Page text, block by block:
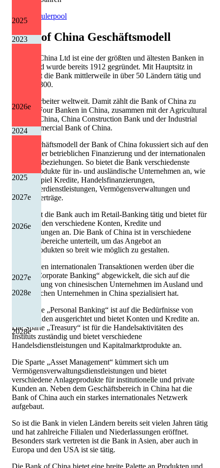
2025
2026e
2027e
2028e
2023
2024
2025
2026e
2027e
2028e
Quelle: Eulerpool
Bank of China Geschäftsmodell
Bank of China Ltd ist eine der größten und ältesten Banken in
China und wurde bereits 1912 gegründet. Mit Hauptsitz in
Peking ist die Bank mittlerweile in über 50 Ländern tätig und
hat rund 300.
000 Mitarbeiter weltweit. Damit zählt die Bank of China zu
den Big Four Banken in China, zusammen mit der Agricultural
Bank of China, China Construction Bank und der Industrial
and Commercial Bank of China.
Das Geschäftsmodell der Bank of China fokussiert sich auf den
Bereich der betrieblichen Finanzierung und der internationalen
Geschäftsbeziehungen. So bietet die Bank verschiedenste
Finanzprodukte für in- und ausländische Unternehmen an, wie
zum Beispiel Kredite, Handelsfinanzierungen,
Wertpapierdienstleistungen, Vermögensverwaltungen und
Leasingverträge.
Zudem ist die Bank auch im Retail-Banking tätig und bietet für
Privatkunden verschiedene Konten, Kredite und
Versicherungen an. Die Bank of China ist in verschiedene
Geschäftsbereiche unterteilt, um das Angebot an
Finanzprodukten so breit wie möglich zu gestalten.
Die meisten internationalen Transaktionen werden über die
Sparte „Corporate Banking“ abgewickelt, die sich auf die
Finanzierung von chinesischen Unternehmen im Ausland und
ausländischen Unternehmen in China spezialisiert hat.
Die Sparte „Personal Banking“ ist auf die Bedürfnisse von
Privatkunden ausgerichtet und bietet Konten und Kredite an.
Die Sparte „Treasury“ ist für die Handelsaktivitäten des
Instituts zuständig und bietet verschiedene
Handelsdienstleistungen und Kapitalmarktprodukte an.
Die Sparte „Asset Management“ kümmert sich um
Vermögensverwaltungsdienstleistungen und bietet
verschiedene Anlageprodukte für institutionelle und private
Kunden an. Neben dem Geschäftsbereich in China hat die
Bank of China auch ein starkes internationales Netzwerk
aufgebaut.
So ist die Bank in vielen Ländern bereits seit vielen Jahren tätig
und hat zahlreiche Filialen und Niederlassungen eröffnet.
Besonders stark vertreten ist die Bank in Asien, aber auch in
Europa und den USA ist sie tätig.